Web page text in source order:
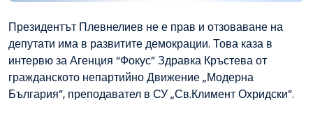
Президентът Плевнелиев не е прав и отзоваване на
депутати има в развитите демокрации. Това каза в
интервю за Агенция “Фокус” Здравка Кръстева от
гражданското непартийно Движение „Модерна
България”, преподавател в СУ „Св.Климент Охридски”.